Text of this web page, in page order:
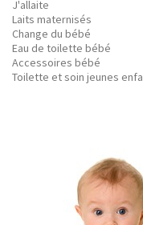
J'allaite
Laits maternisés
Change du bébé
Eau de toilette bébé
Accessoires bébé
Toilette et soin jeunes